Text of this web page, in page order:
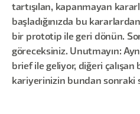
tartışılan, kapanmayan
başladığınızda bu
bir prototip ile geri dönün.
göreceksiniz. Unutmayın:
brief ile geliyor, diğeri
kariyerinizin bundan sonraki